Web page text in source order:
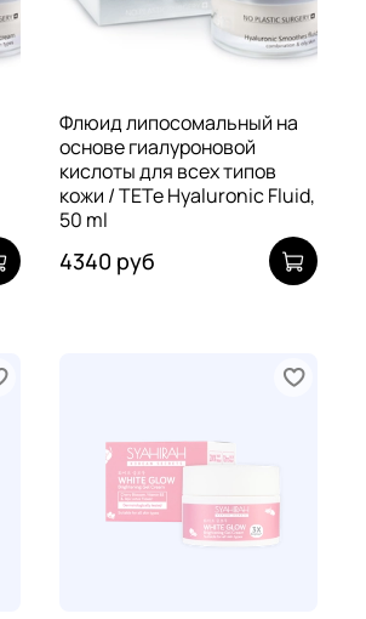
Флюид липосомальный на
основе гиалуроновой
кислоты для всех типов
кожи / TETe Hyaluronic Fluid,
50 ml
4340 руб